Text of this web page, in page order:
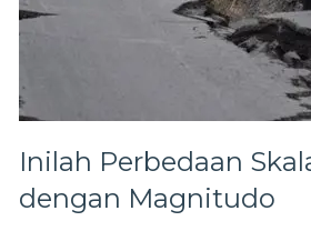
Inilah Perbedaan
dengan Magnitudo